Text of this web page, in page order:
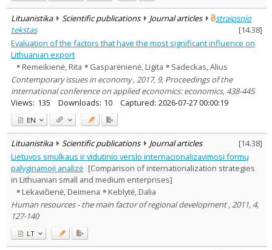
Lituanistika Scientific publications Journal articles
straipsnio
tekstas
[14.38]
Evaluation of the factors that have the most significant influence on
Lithuanian export
Remeikienė, Rita
Gasparėnienė, Ligita
Sadeckas, Alius
Contemporary issues in economy , 2017, 9, Proceedings of the
international conference on applied economics: economics, 438-445
Views: 135 Downloads: 10 Captured: 2026-07-27 00:00:19
EN
Lituanistika Scientific publications Journal articles [14.38]
Lietuvos smulkaus ir vidutinio verslo internacionalizavimosi formų
palyginamoji analizė [Comparison of internationalization strategies
in Lithuanian small and medium enterprises]
Lekavičienė, Deimena
Keblytė, Dalia
Human resources - the main factor of regional development , 2011, 4,
127-140
LT